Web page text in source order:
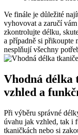
Ve finále ​je důležité⁣
vyhovovat​ a zaručí‍
zkontrolujte délku,
a případně si přikoupte
nesplňují všechny
Vhodná‍ délka
vzhled a
Při výběru správné
úvahu jak vzhled, tak i
tkaničkách nebo si